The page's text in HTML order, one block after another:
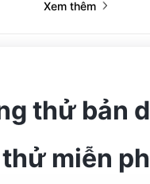
Xem thêm
thử bản
thử miễn